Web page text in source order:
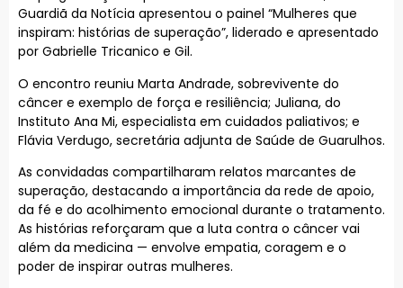
Guardiã da Notícia apresentou o painel “Mulheres que
inspiram: histórias de superação”, liderado e apresentado
por Gabrielle Tricanico e Gil.
O encontro reuniu Marta Andrade, sobrevivente do
câncer e exemplo de força e resiliência; Juliana, do
Instituto Ana Mi, especialista em cuidados paliativos; e
Flávia Verdugo, secretária adjunta de Saúde de Guarulhos.
As convidadas compartilharam relatos marcantes de
superação, destacando a importância da rede de apoio,
da fé e do acolhimento emocional durante o tratamento.
As histórias reforçaram que a luta contra o câncer vai
além da medicina — envolve empatia, coragem e o
poder de inspirar outras mulheres.